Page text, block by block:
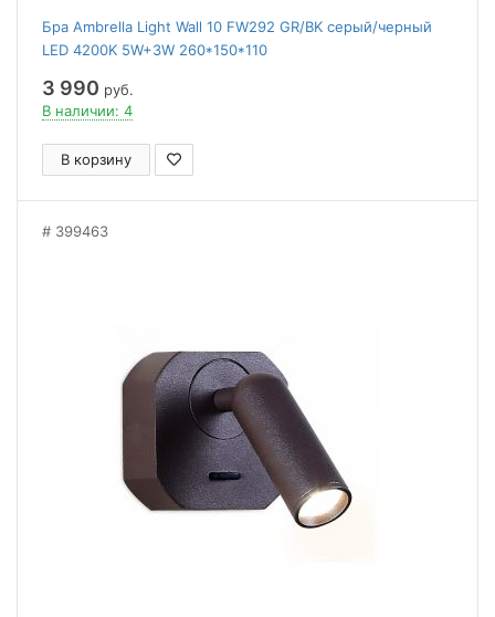
Бра Ambrella Light Wall 10 FW292 GR/BK серый/черный
LED 4200K 5W+3W 260*150*110
3 990 руб.
В наличии: 4
В корзину
399463